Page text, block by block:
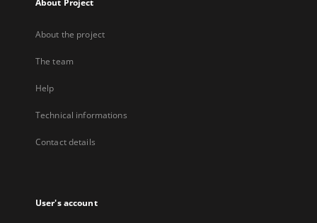
About Project
About the project
The team
Help
Technical informations
Contact details
User's account